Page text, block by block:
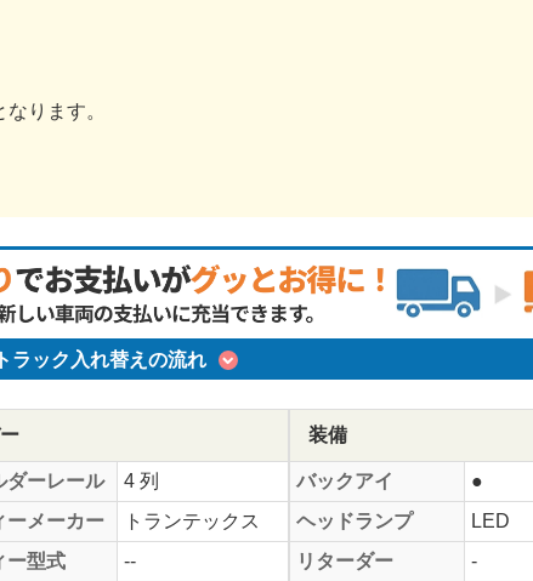
ります。
トラック入れ替えの流れ
ダーレール
4 列
ーメーカー
トランテックス
ー型式
--
装備
バックアイ
●
ヘッドランプ
LED
リターダー
-